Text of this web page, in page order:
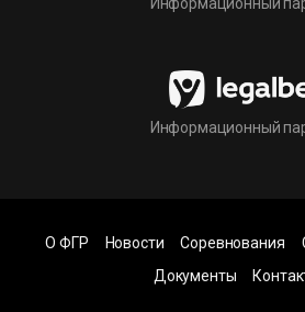
Информационный
Информационный
О ФГР Новости Соревнования
Документы